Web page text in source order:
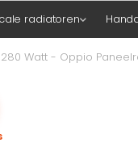
radiatoren
Watt - Oppio